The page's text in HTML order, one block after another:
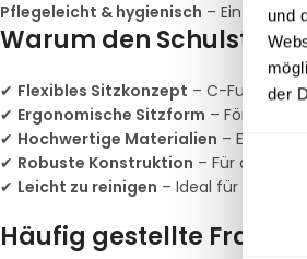
und
der
Pflegeleicht & hygienisch – Einfach
Warum den Schulstuhl
✔ Flexibles Sitzkonzept – C-Fuß-
✔ Ergonomische Sitzform – Fördert
✔ Hochwertige Materialien –
✔ Robuste Konstruktion – Für den
✔ Leicht zu reinigen – Ideal für den
Häufig gestellte Fragen